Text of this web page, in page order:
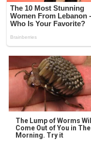
The Lump of Worms Will
Come Out of You in The
Morning. Try it